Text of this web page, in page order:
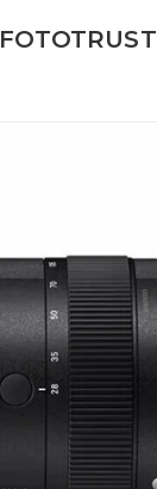
FOTOTRUST